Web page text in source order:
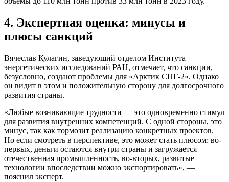
4. Экспертная оценка: минусы и
плюсы санкций
Вячеслав Кулагин, заведующий отделом Института
энергетических исследований РАН, отмечает, что санкции,
безусловно, создают проблемы для «Арктик СПГ-2». Однако
он видит в этом и положительную сторону для долгосрочного
развития страны.
«Любые возникающие трудности — это одновременно стимул
для развития внутренних компетенций. С одной стороны, это
минус, так как тормозит реализацию конкретных проектов.
Но если смотреть в перспективе, это может стать плюсом: во-
первых, деньги остаются внутри страны и загружается
отечественная промышленность, во-вторых, развитые
технологии впоследствии можно экспортировать», —
пояснил эксперт.